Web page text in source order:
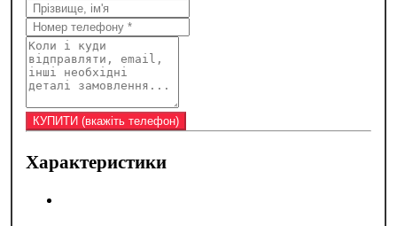
Характеристики